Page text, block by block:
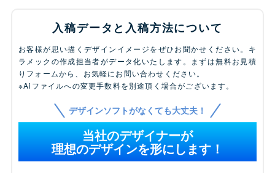
入稿データと入稿方法について
お客様が思い描くデザインイメージをぜひお聞かせください。キ
ラメックの作成担当者がデータ化いたします。まずは無料お見積
りフォームから、お気軽にお問い合わせください。
※Aiファイルへの変更手数料を別途頂く場合がございます。
デザインソフトがなくても大丈夫！
当社のデザイナーが
理想のデザインを形にします！